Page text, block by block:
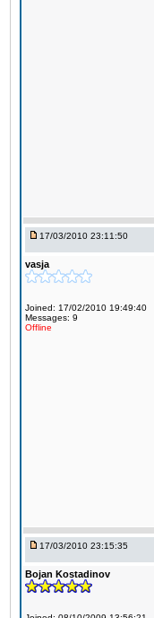
17/03/2010 23:11:50
vasja
Joined: 17/02/2010 19:49:40
Messages: 9
Offline
17/03/2010 23:15:35
Bojan Kostadinov